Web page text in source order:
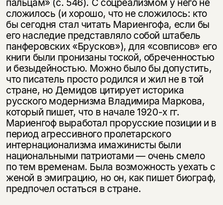
пальцам» (с. 546). С соцреализмом у него не
сложилось (и хорошо, что не сложилось: кто
бы сегодня стал читать Мариенгофа, если бы
его наследие представляло собой штабель
панферовских «Брусков»), для «совписов» его
книги были пронизаны тоской, обреченностью
и безыдейностью. Можно было бы допустить,
что писатель просто родился и жил не в той
стране, но Демидов цитирует историка
русского модернизма Владимира Маркова,
который пишет, что в начале 1920-х гг.
Мариенгоф выработал прорусские позиции и в
период агрессивного пролетарского
интернационализма имажинисты были
национальными патриотами — очень смело
по тем временам. Была возможность уехать с
женой в эмиграцию, но он, как пишет биограф,
предпочел остаться в стране.